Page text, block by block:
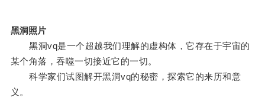
黑洞照片
黑洞vq是一个超越我们理解的虚构体，它存在于宇宙的
某个角落，吞噬一切接近它的一切。
科学家们试图解开黑洞vq的秘密，探索它的来历和意
义。